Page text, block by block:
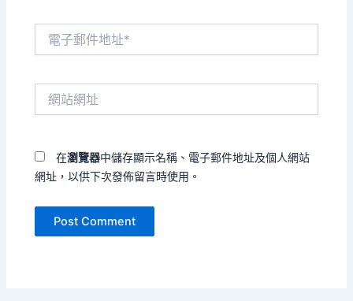
在瀏覽器中儲存顯示名稱、電子郵件地址及個人網站
網址，以供下次發佈留言時使用。